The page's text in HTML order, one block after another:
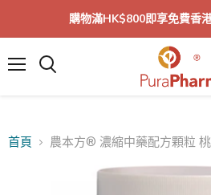
購物滿HK$800即享免費香
首頁 農本方® 濃縮中藥配方顆粒